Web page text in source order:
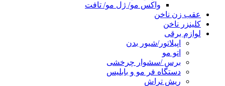
واکس مو/ ژل مو/ تافت
عقب زن ناخن
کلینزر ناخن
لوازم برقی
اپیلاتور/شیور بدن
اتو مو
برس /سشوار چرخشی
دستگاه فر مو و بابلیس
ریش تراش